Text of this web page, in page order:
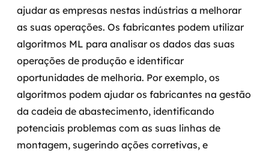
ajudar as empresas nestas indústrias a melhorar
as suas operações. Os fabricantes podem utilizar
algoritmos ML para analisar os dados das suas
operações de produção e identificar
oportunidades de melhoria. Por exemplo, os
algoritmos podem ajudar os fabricantes na gestão
da cadeia de abastecimento, identificando
potenciais problemas com as suas linhas de
montagem, sugerindo ações corretivas, e